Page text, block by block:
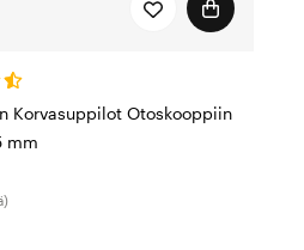
Korvasuppilot Otoskooppiin
mm